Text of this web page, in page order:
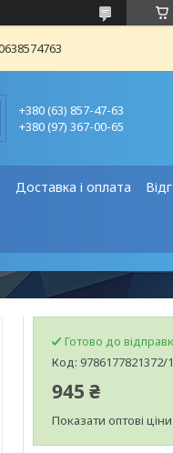
+380 (63) 857-47-63
+380 (97) 367-00-65
Доставка і оплата
Готово до
Код: 9786177821372/
945 ₴
Показати оптові ціни